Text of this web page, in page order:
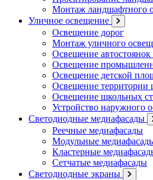
Монтаж ландшафтного
Уличное освещение
Освещение дорог
Монтаж уличного
Освещение автостоянок
Освещение
Освещение детской
Освещение территории
Освещение школьных
Устройство наружного
Светодиодные медиафасады
Реечные медиафасады
Модульные
Кластерные
Сетчатые медиафасады
Светодиодные экраны